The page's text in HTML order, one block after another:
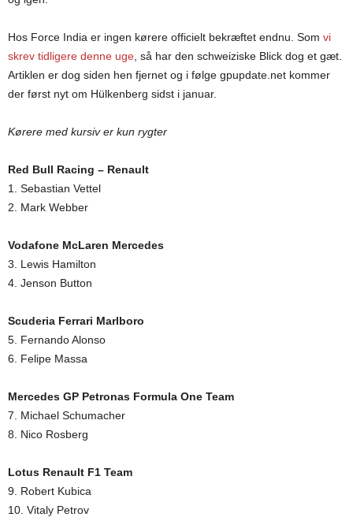
Hos Force India er ingen kørere officielt bekræftet endnu. Som vi
skrev tidligere denne uge , så har den schweiziske Blick dog et gæt.
Artiklen er dog siden hen fjernet og i følge gpupdate.net kommer
der først nyt om Hülkenberg sidst i januar.
Kørere med kursiv er kun rygter
Red Bull Racing – Renault
1. Sebastian Vettel
2. Mark Webber
Vodafone McLaren Mercedes
3. Lewis Hamilton
4. Jenson Button
Scuderia Ferrari Marlboro
5. Fernando Alonso
6. Felipe Massa
Mercedes GP Petronas Formula One Team
7. Michael Schumacher
8. Nico Rosberg
Lotus Renault F1 Team
9. Robert Kubica
10. Vitaly Petrov